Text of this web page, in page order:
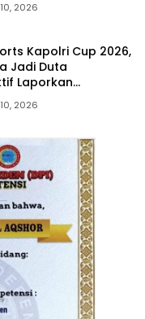
2026
Kapolri Cup 2026,
Jadi Duta
Laporkan
2026